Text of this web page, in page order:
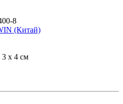
8
(Китай)
x 4 см